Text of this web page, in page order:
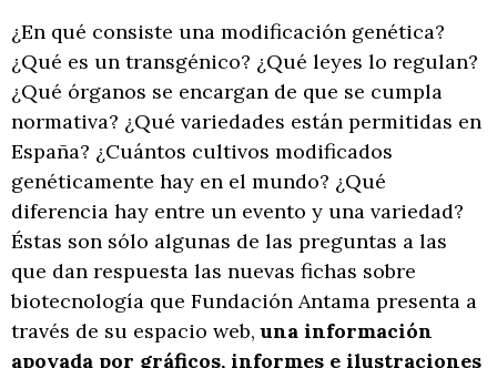
¿En qué consiste una modificación genética?
¿Qué es un transgénico? ¿Qué leyes lo regulan?
¿Qué órganos se encargan de que se cumpla
normativa? ¿Qué variedades están permitidas en
España? ¿Cuántos cultivos modificados
genéticamente hay en el mundo? ¿Qué
diferencia hay entre un evento y una variedad?
Éstas son sólo algunas de las preguntas a las
que dan respuesta las nuevas fichas sobre
biotecnología que Fundación Antama presenta a
través de su espacio web,una información
apoyada por gráficos, informes e ilustraciones